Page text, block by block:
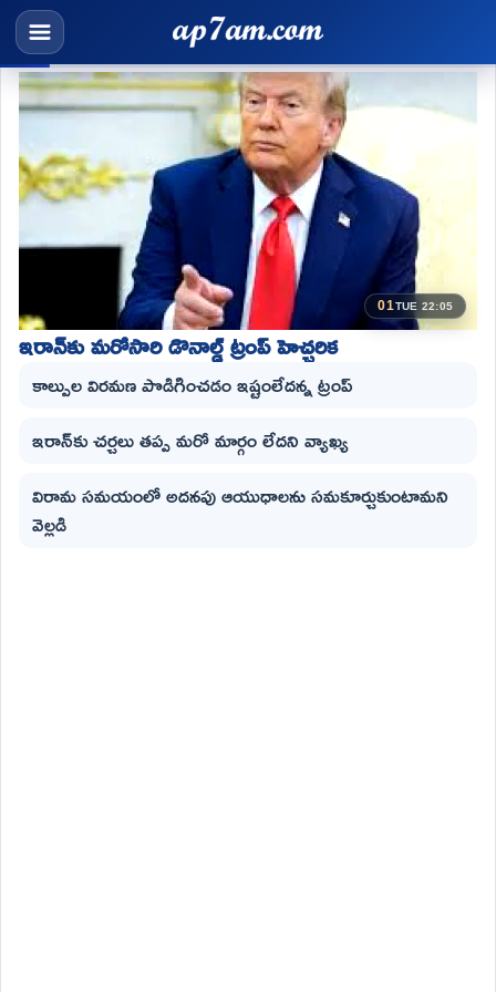
01TUE 22:05
ఇరాన్‌కు మరోసారి డొనాల్డ్ ట్రంప్ హెచ్చరిక
కాల్పుల విరమణ పొడిగించడం ఇష్టంలేదన్న ట్రంప్
ఇరాన్‌కు చర్చలు తప్ప మరో మార్గం లేదని వ్యాఖ్య
విరామ సమయంలో అదనపు ఆయుధాలను సమకూర్చుకుంటామని
వెల్లడి